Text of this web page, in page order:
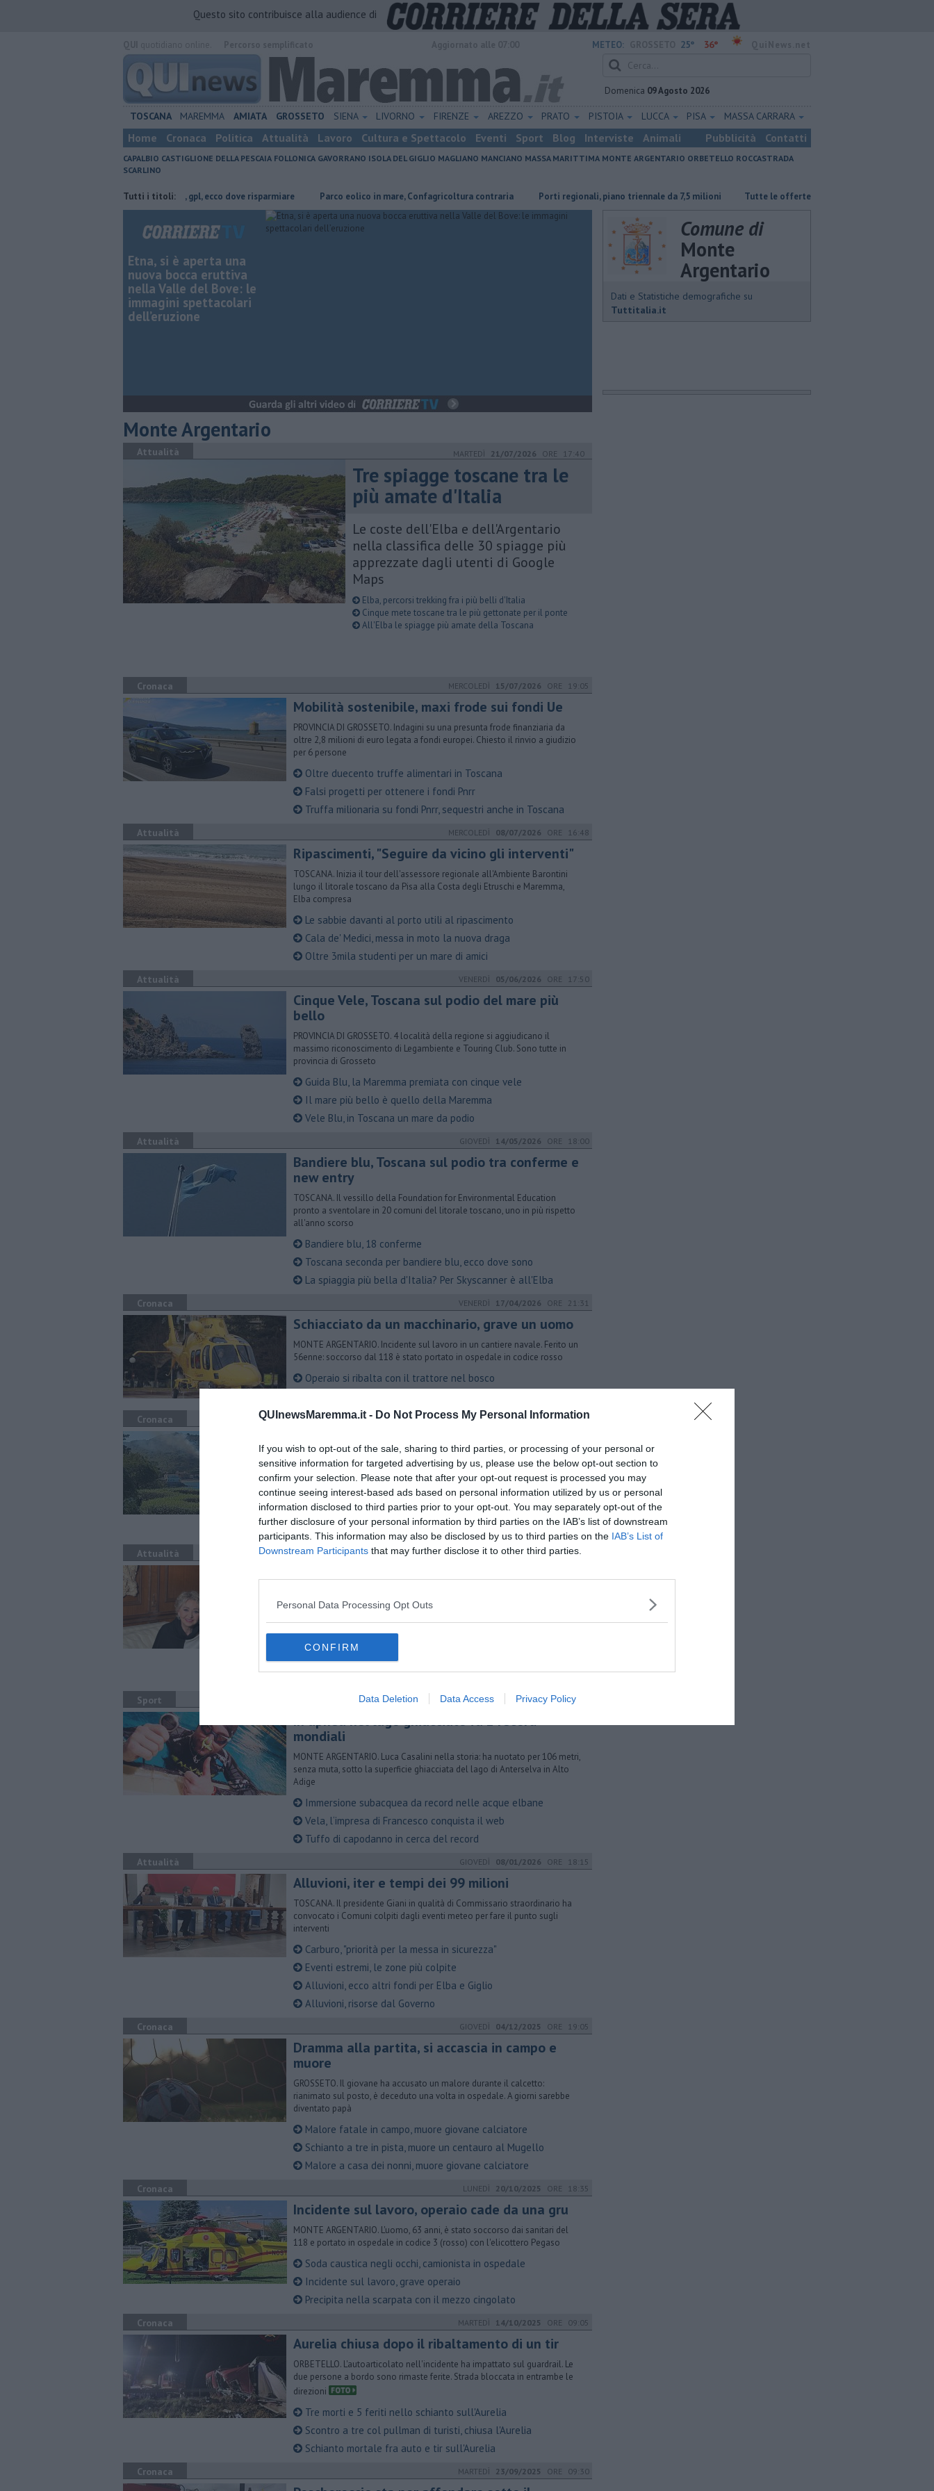
QUInewsMaremma.it - Do Not Process My Personal Information
If you wish to opt-out of the sale, sharing to third parties, or processing of your personal or
sensitive information for targeted advertising by us, please use the below opt-out section to
confirm your selection. Please note that after your opt-out request is processed you may
continue seeing interest-based ads based on personal information utilized by us or personal
information disclosed to third parties prior to your opt-out. You may separately opt-out of the
further disclosure of your personal information by third parties on the IAB’s list of downstream
participants. This information may also be disclosed by us to third parties on the IAB’s List of
Downstream Participants that may further disclose it to other third parties.
Personal Data Processing Opt Outs
CONFIRM
Data Deletion Data Access Privacy Policy
Questo sito contribuisce alla audience di
METEO: 25° 36°
Domenica 09 Agosto 2026
TOSCANA MAREMMA AMIATA GROSSETO SIENA LIVORNO FIRENZE AREZZO PRATO PISTOIA LUCCA PISA MASSA CARRARA
Home Cronaca Politica Attualità Lavoro Cultura e Spettacolo Eventi Sport Blog Interviste Animali Pubblicità Contatti
CAPALBIO CASTIGLIONE DELLA PESCAIA FOLLONICA GAVORRANO ISOLA DEL GIGLIO MAGLIANO MANCIANO MASSA MARITTIMA MONTE ARGENTARIO ORBETELLO ROCCASTRADA
SCARLINO
Tutti i titoli:
​Benzina, gasolio, gpl, ecco dove risparmiare Parco eolico in mare, Confagricoltura contraria Porti regionali, piano triennale da 7,5 milioni ​Tutte le offerte di lavoro in provincia di Grosseto
Etna, si è aperta una
nuova bocca eruttiva
nella Valle del Bove: le
immagini spettacolari
dell’eruzione
Monte Argentario
Attualità MARTEDÌ 21/07/2026 ORE 17:40
Tre spiagge toscane tra le
più amate d'Italia
Le coste dell'Elba e dell'Argentario
nella classifica delle 30 spiagge più
apprezzate dagli utenti di Google
Maps
Elba, percorsi trekking fra i più belli d'Italia
Cinque mete toscane tra le più gettonate per il ponte
All'Elba le spiagge più amate della Toscana
Cronaca MERCOLEDÌ 15/07/2026 ORE 19:05
Mobilità sostenibile, maxi frode sui fondi Ue
PROVINCIA DI GROSSETO. Indagini su una presunta frode finanziaria da
oltre 2,8 milioni di euro legata a fondi europei. Chiesto il rinvio a giudizio
per 6 persone
Oltre duecento truffe alimentari in Toscana
Falsi progetti per ottenere i fondi Pnrr
Truffa milionaria su fondi Pnrr, sequestri anche in Toscana
Attualità MERCOLEDÌ 08/07/2026 ORE 16:48
Ripascimenti, "Seguire da vicino gli interventi"
TOSCANA. Inizia il tour dell'assessore regionale all'Ambiente Barontini
lungo il litorale toscano da Pisa alla Costa degli Etruschi e Maremma,
Elba compresa
Le sabbie davanti al porto utili al ripascimento
Cala de' Medici, messa in moto la nuova draga
Oltre 3mila studenti per un mare di amici
Attualità VENERDÌ 05/06/2026 ORE 17:50
Cinque Vele, Toscana sul podio del mare più
bello
PROVINCIA DI GROSSETO. 4 località della regione si aggiudicano il
massimo riconoscimento di Legambiente e Touring Club. Sono tutte in
provincia di Grosseto
Guida Blu, la Maremma premiata con cinque vele
Il mare più bello è quello della Maremma
Vele Blu, in Toscana un mare da podio
Attualità GIOVEDÌ 14/05/2026 ORE 18:00
Bandiere blu, Toscana sul podio tra conferme e
new entry
TOSCANA. Il vessillo della Foundation for Environmental Education
pronto a sventolare in 20 comuni del litorale toscano, uno in più rispetto
all'anno scorso
Bandiere blu, 18 conferme
Toscana seconda per bandiere blu, ecco dove sono
La spiaggia più bella d'Italia? Per Skyscanner è all'Elba
Cronaca VENERDÌ 17/04/2026 ORE 21:31
Schiacciato da un macchinario, grave un uomo
MONTE ARGENTARIO. Incidente sul lavoro in un cantiere navale. Ferito un
56enne: soccorso dal 118 è stato portato in ospedale in codice rosso
Operaio si ribalta con il trattore nel bosco
Cronaca GIOVEDÌ09/04/2026ORE 18:40
TOSCANA. Complesse operazioni di spegnimento per due incendi
divampati in Maremma e in Garfagnana. In azione anche gli elicotteri
Fiamme nel condominio, 60 evacuati nella notte
Nei boschi toscani 34 incendi in una settimana
Incendio nel bosco, elicotteri in volo per domare le fiamme
Attualità GIOVEDÌ12/03/2026ORE 11:28
forte legame, tanto da aver scelto la Maremma come buen retiro. Aveva
76 anni
A un mese dalla morte l'Argentario saluta la Carrà
È morta Carla Fracci
Addio a Pippo Baudo, padre della tv
Sport SABATO 07/03/2026ORE 18:20
In apnea nel lago ghiacciato fa 2 record
mondiali
MONTE ARGENTARIO. Luca Casalini nella storia: ha nuotato per 106 metri,
senza muta, sotto la superficie ghiacciata del lago di Anterselva in Alto
Adige
Immersione subacquea da record nelle acque elbane
Vela, l‘impresa di Francesco conquista il web
Tuffo di capodanno in cerca del record
Attualità GIOVEDÌ 08/01/2026 ORE 18:15
Alluvioni, iter e tempi dei 99 milioni
TOSCANA. Il presidente Giani in qualità di Commissario straordinario ha
convocato i Comuni colpiti dagli eventi meteo per fare il punto sugli
interventi
Carburo, "priorità per la messa in sicurezza"
Eventi estremi, le zone più colpite
Alluvioni, ecco altri fondi per Elba e Giglio
Alluvioni, risorse dal Governo
Cronaca GIOVEDÌ 04/12/2025 ORE 19:05
Dramma alla partita, si accascia in campo e
muore
GROSSETO. Il giovane ha accusato un malore durante il calcetto:
rianimato sul posto, è deceduto una volta in ospedale. A giorni sarebbe
diventato papà
Malore fatale in campo, muore giovane calciatore
Schianto a tre in pista, muore un centauro al Mugello
Malore a casa dei nonni, muore giovane calciatore
Cronaca LUNEDÌ 20/10/2025 ORE 18:35
Incidente sul lavoro, operaio cade da una gru
MONTE ARGENTARIO. L'uomo, 63 anni, è stato soccorso dai sanitari del
118 e portato in ospedale in codice 3 (rosso) con l'elicottero Pegaso
Soda caustica negli occhi, camionista in ospedale
Incidente sul lavoro, grave operaio
Precipita nella scarpata con il mezzo cingolato
Cronaca MARTEDÌ 14/10/2025 ORE 09:05
Aurelia chiusa dopo il ribaltamento di un tir
ORBETELLO. L'autoarticolato nell'incidente ha impattato sul guardrail. Le
due persone a bordo sono rimaste ferite. Strada bloccata in entrambe le
direzioni
Tre morti e 5 feriti nello schianto sull'Aurelia
Scontro a tre col pullman di turisti, chiusa l'Aurelia
Schianto mortale fra auto e tir sull'Aurelia
Cronaca MARTEDÌ 23/09/2025 ORE 09:30
Comune di
Monte
Argentario
Dati e Statistiche demografiche su
Tuttitalia.it